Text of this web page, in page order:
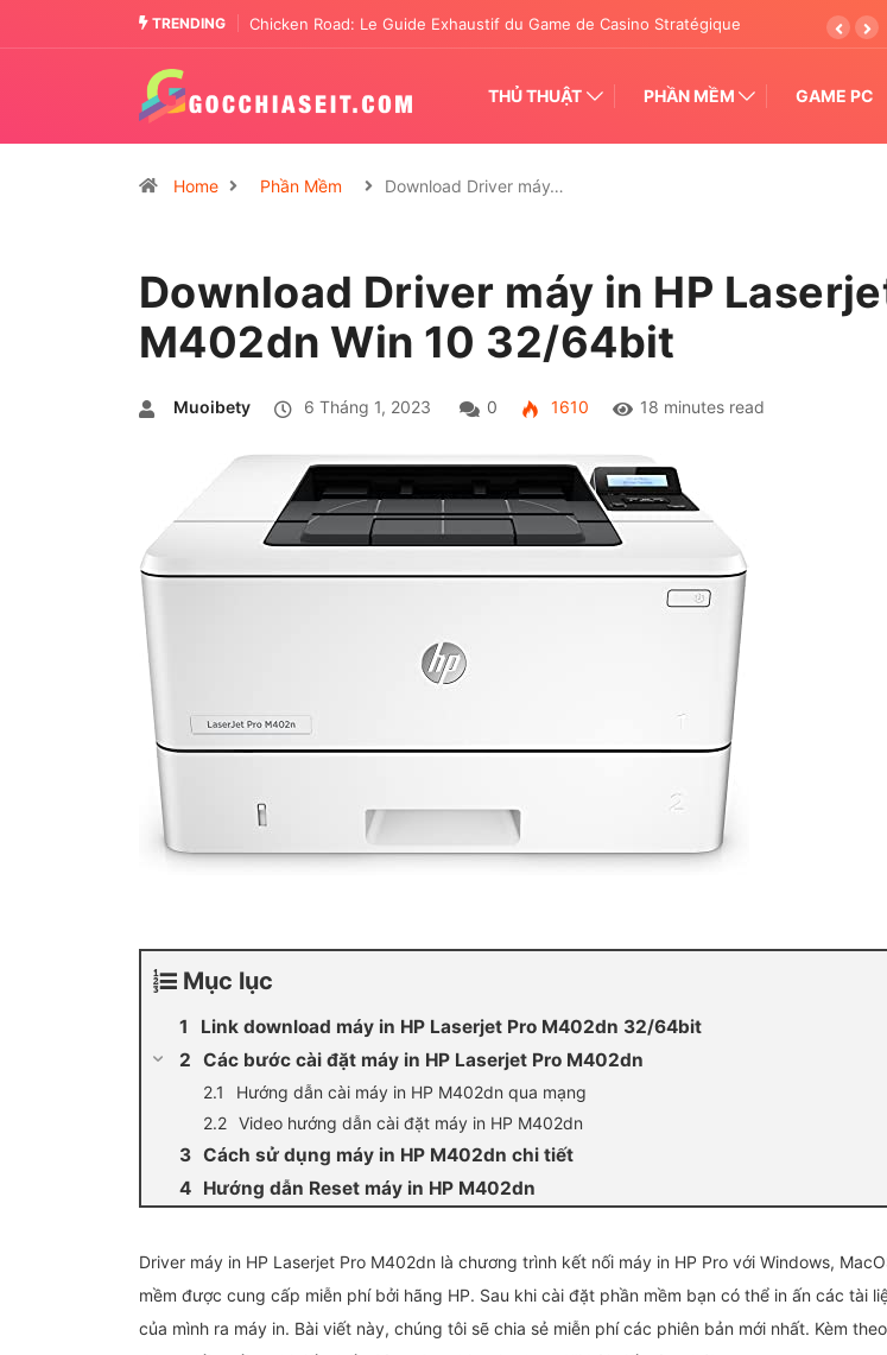
TRENDING Chicken Road: The Tactical Casino Entertainment Transforming Pattern Analysis
THỦ THUẬT PHẦN MỀM GAME PC
Home Phần Mềm Download Driver máy…
Download Driver máy in HP
M402dn Win 10 32/64bit
Muoibety 6 Tháng 1, 2023 0 1610 18 minutes read
Mục lục
Link download máy in HP Laserjet Pro M402dn 32/64bit
Các bước cài đặt máy in HP Laserjet Pro M402dn
Hướng dẫn cài máy in HP M402dn qua mạng
Video hướng dẫn cài đặt máy in HP M402dn
Cách sử dụng máy in HP M402dn chi tiết
Hướng dẫn Reset máy in HP M402dn
Driver máy in HP Laserjet Pro M402dn là chương trình kết nối máy in HP Pro với Windows,
mềm được cung cấp miễn phí bởi hãng HP. Sau khi cài đặt phần mềm bạn có thể in ấn các tài
của mình ra máy in. Bài viết này, chúng tôi sẽ chia sẻ miễn phí các phiên bản mới nhất. Kèm